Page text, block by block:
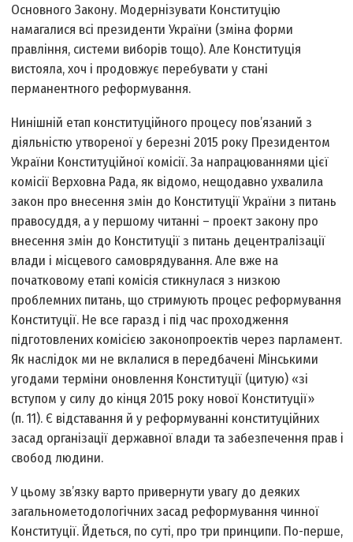
Основного Закону. Модернізувати Конституцію
намагалися всі президенти України (зміна форми
правління, системи виборів тощо). Але Конституція
вистояла, хоч і продовжує перебувати у стані
перманентного реформування.
Нинішній етап конституційного процесу пов’язаний з
діяльністю утвореної у березні 2015 року Президентом
України Конституційної комісії. За напрацюваннями цієї
комісії Верховна Рада, як відомо, нещодавно ухвалила
закон про внесення змін до Конституції України з питань
правосуддя, а у першому читанні – проект закону про
внесення змін до Конституції з питань децентралізації
влади і місцевого самоврядування. Але вже на
початковому етапі комісія стикнулася з низкою
проблемних питань, що стримують процес реформування
Конституції. Не все гаразд і під час проходження
підготовлених комісією законопроектів через парламент.
Як наслідок ми не вклалися в передбачені Мінськими
угодами терміни оновлення Конституції (цитую) «зі
вступом у силу до кінця 2015 року нової Конституції»
(п. 11). Є відставання й у реформуванні конституційних
засад організації державної влади та забезпечення прав і
свобод людини.
У цьому зв’язку варто привернути увагу до деяких
загальнометодологічних засад реформування чинної
Конституції. Йдеться, по суті, про три принципи. По-перше,